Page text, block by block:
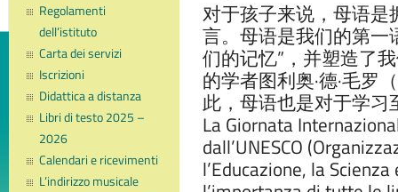
Regolamenti
dell’istituto
Carta dei servizi
Iscrizioni
Didattica a distanza
Libri di testo 2025 –
2026
Calendari e ricevimenti
L’indirizzo musicale
对于孩子来说，母语
言。母语是我们的第一
们的记忆”，并塑造了
的学者图利奥·德·毛罗
此，母语也是对于学习
La Giornata
dall’UNESCO
l’Educazione, la